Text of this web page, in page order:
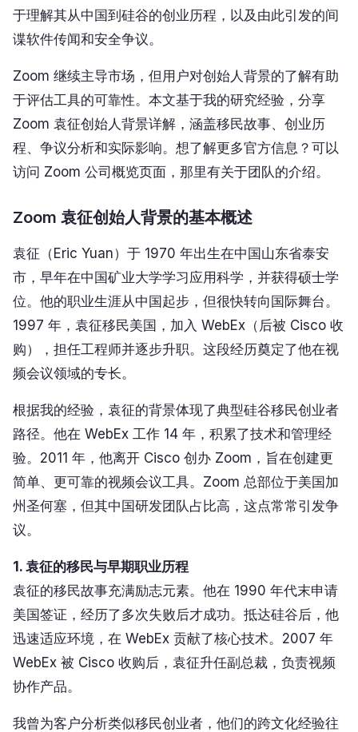
于理解其从中国到硅谷的创业历程，以及由此引发的间
谍软件传闻和安全争议。
Zoom 继续主导市场，但用户对创始人背景的了解有助
于评估工具的可靠性。本文基于我的研究经验，分享
Zoom 袁征创始人背景详解，涵盖移民故事、创业历
程、争议分析和实际影响。想了解更多官方信息？可以
访问 Zoom 公司概览页面，那里有关于团队的介绍。
Zoom 袁征创始人背景的基本概述
袁征（Eric Yuan）于 1970 年出生在中国山东省泰安
市，早年在中国矿业大学学习应用科学，并获得硕士学
位。他的职业生涯从中国起步，但很快转向国际舞台。
1997 年，袁征移民美国，加入 WebEx（后被 Cisco 收
购），担任工程师并逐步升职。这段经历奠定了他在视
频会议领域的专长。
根据我的经验，袁征的背景体现了典型硅谷移民创业者
路径。他在 WebEx 工作 14 年，积累了技术和管理经
验。2011 年，他离开 Cisco 创办 Zoom，旨在创建更
简单、更可靠的视频会议工具。Zoom 总部位于美国加
州圣何塞，但其中国研发团队占比高，这点常常引发争
议。
1. 袁征的移民与早期职业历程
袁征的移民故事充满励志元素。他在 1990 年代末申请
美国签证，经历了多次失败后才成功。抵达硅谷后，他
迅速适应环境，在 WebEx 贡献了核心技术。2007 年
WebEx 被 Cisco 收购后，袁征升任副总裁，负责视频
协作产品。
我曾为客户分析类似移民创业者，他们的跨文化经验往